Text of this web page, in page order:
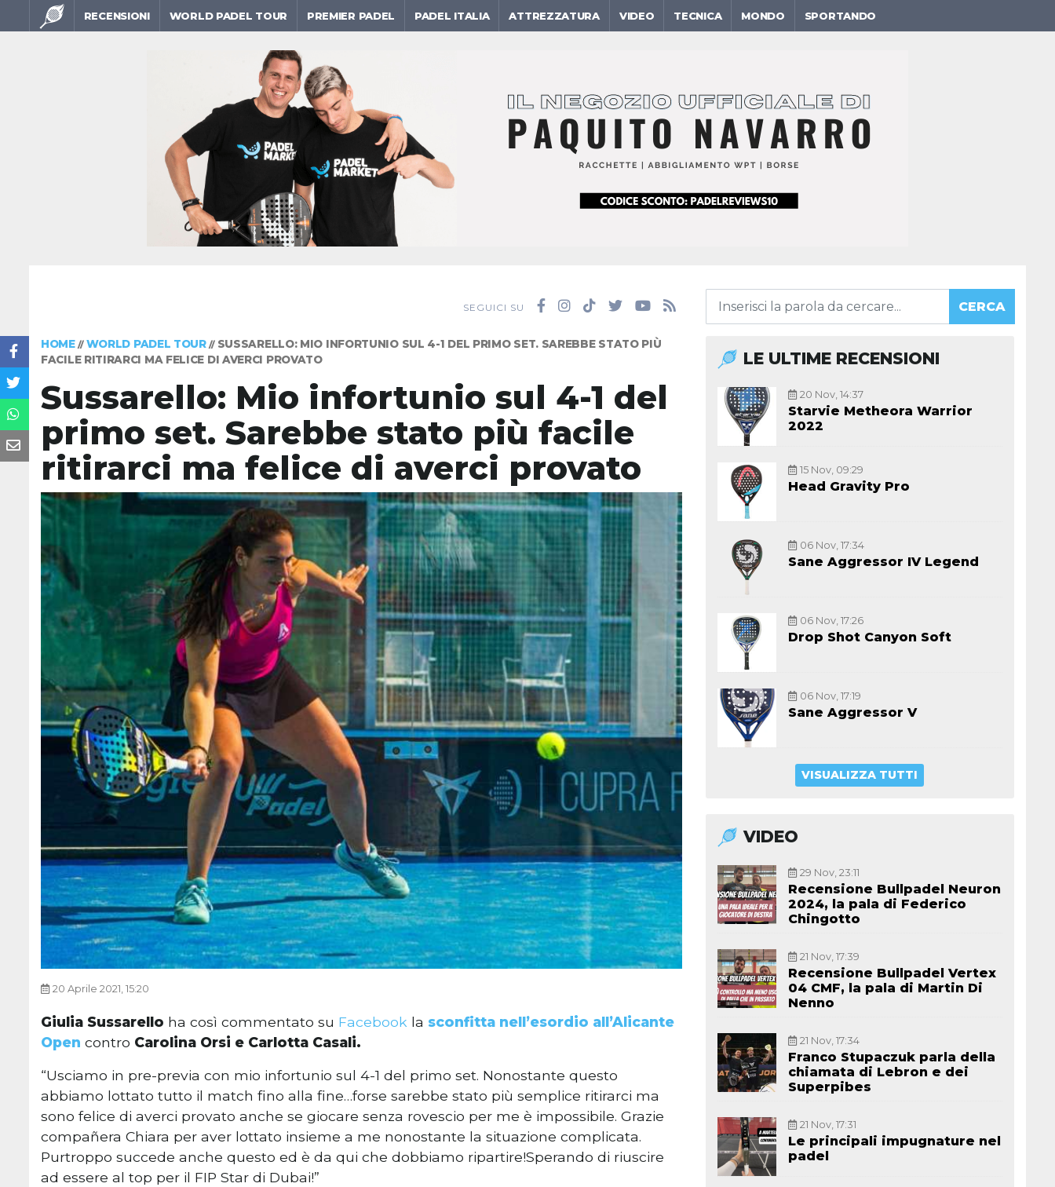
RECENSIONI WORLD PADEL TOUR PREMIER PADEL PADEL ITALIA ATTREZZATURA VIDEO TECNICA MONDO SPORTANDO
SEGUICI SU CERCA
HOME// WORLD PADEL TOUR// SUSSARELLO: MIO INFORTUNIO SUL 4-1 DEL PRIMO SET. SAREBBE STATO PIÙ
FACILE RITIRARCI MA FELICE DI AVERCI PROVATO
Sussarello: Mio infortunio sul 4-1 del
primo set. Sarebbe stato più facile
ritirarci ma felice di averci provato
20 Aprile 2021, 15:20
Giulia Sussarello ha così commentato su Facebook la sconfitta nell’esordio all’Alicante
Open contro Carolina Orsi e Carlotta Casali.
“Usciamo in pre-previa con mio infortunio sul 4-1 del primo set. Nonostante questo
abbiamo lottato tutto il match fino alla fine…forse sarebbe stato più semplice ritirarci ma
sono felice di averci provato anche se giocare senza rovescio per me è impossibile. Grazie
compañera Chiara per aver lottato insieme a me nonostante la situazione complicata.
Purtroppo succede anche questo ed è da qui che dobbiamo ripartire!Sperando di riuscire
ad essere al top per il FIP Star di Dubai!”
LE ULTIME RECENSIONI
20 Nov, 14:37
Starvie Metheora Warrior
2022
15 Nov, 09:29
Head Gravity Pro
06 Nov, 17:34
Sane Aggressor IV Legend
06 Nov, 17:26
Drop Shot Canyon Soft
06 Nov, 17:19
Sane Aggressor V
VISUALIZZA TUTTI
VIDEO
29 Nov, 23:11
Recensione Bullpadel Neuron
2024, la pala di Federico
Chingotto
21 Nov, 17:39
Recensione Bullpadel Vertex
04 CMF, la pala di Martin Di
Nenno
21 Nov, 17:34
Franco Stupaczuk parla della
chiamata di Lebron e dei
Superpibes
21 Nov, 17:31
Le principali impugnature nel
padel